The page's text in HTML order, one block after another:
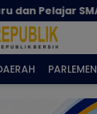
1 Kabila
PARLEMEN